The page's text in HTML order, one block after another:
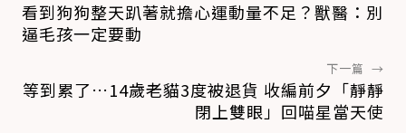
看到狗狗整天趴著就擔心運動量不足？獸醫：別
逼毛孩一定要動
下一篇 →
等到累了…14歲老貓3度被退貨 收編前夕「靜靜
閉上雙眼」回喵星當天使